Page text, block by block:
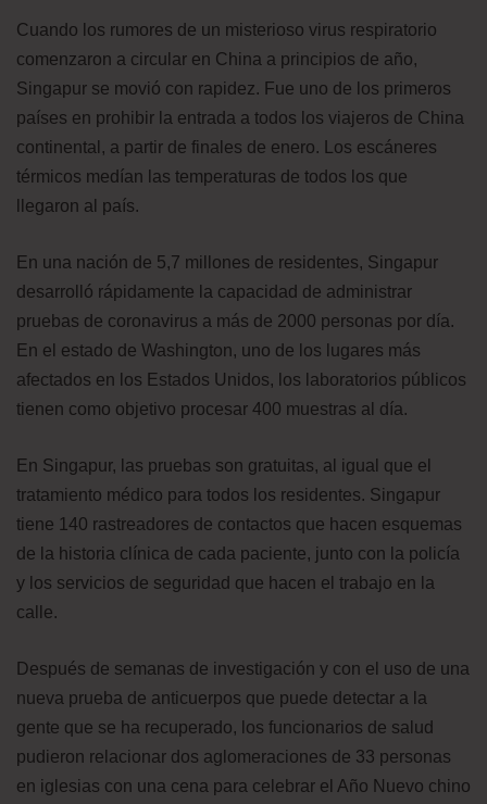
Cuando los rumores de un misterioso virus respiratorio
comenzaron a circular en China a principios de año,
Singapur se movió con rapidez. Fue uno de los primeros
países en prohibir la entrada a todos los viajeros de China
continental, a partir de finales de enero. Los escáneres
térmicos medían las temperaturas de todos los que
llegaron al país.
En una nación de 5,7 millones de residentes, Singapur
desarrolló rápidamente la capacidad de administrar
pruebas de coronavirus a más de 2000 personas por día.
En el estado de Washington, uno de los lugares más
afectados en los Estados Unidos, los laboratorios públicos
tienen como objetivo procesar 400 muestras al día.
En Singapur, las pruebas son gratuitas, al igual que el
tratamiento médico para todos los residentes. Singapur
tiene 140 rastreadores de contactos que hacen esquemas
de la historia clínica de cada paciente, junto con la policía
y los servicios de seguridad que hacen el trabajo en la
calle.
Después de semanas de investigación y con el uso de una
nueva prueba de anticuerpos que puede detectar a la
gente que se ha recuperado, los funcionarios de salud
pudieron relacionar dos aglomeraciones de 33 personas
en iglesias con una cena para celebrar el Año Nuevo chino